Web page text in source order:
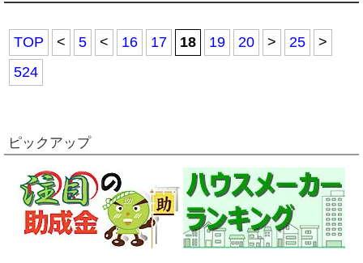
TOP < 5 < 16 17 18 19 20 > 25
>
524
ピックアップ